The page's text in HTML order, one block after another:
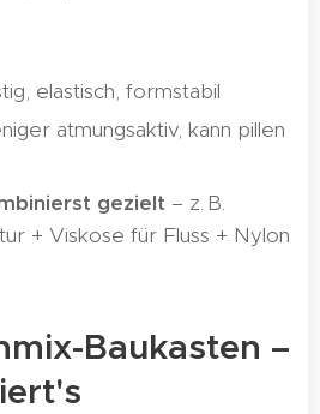
elastisch, formstabil
atmungsaktiv, kann pillen
gezielt – z. B.
+ Viskose für Fluss + Nylon
Baukasten –